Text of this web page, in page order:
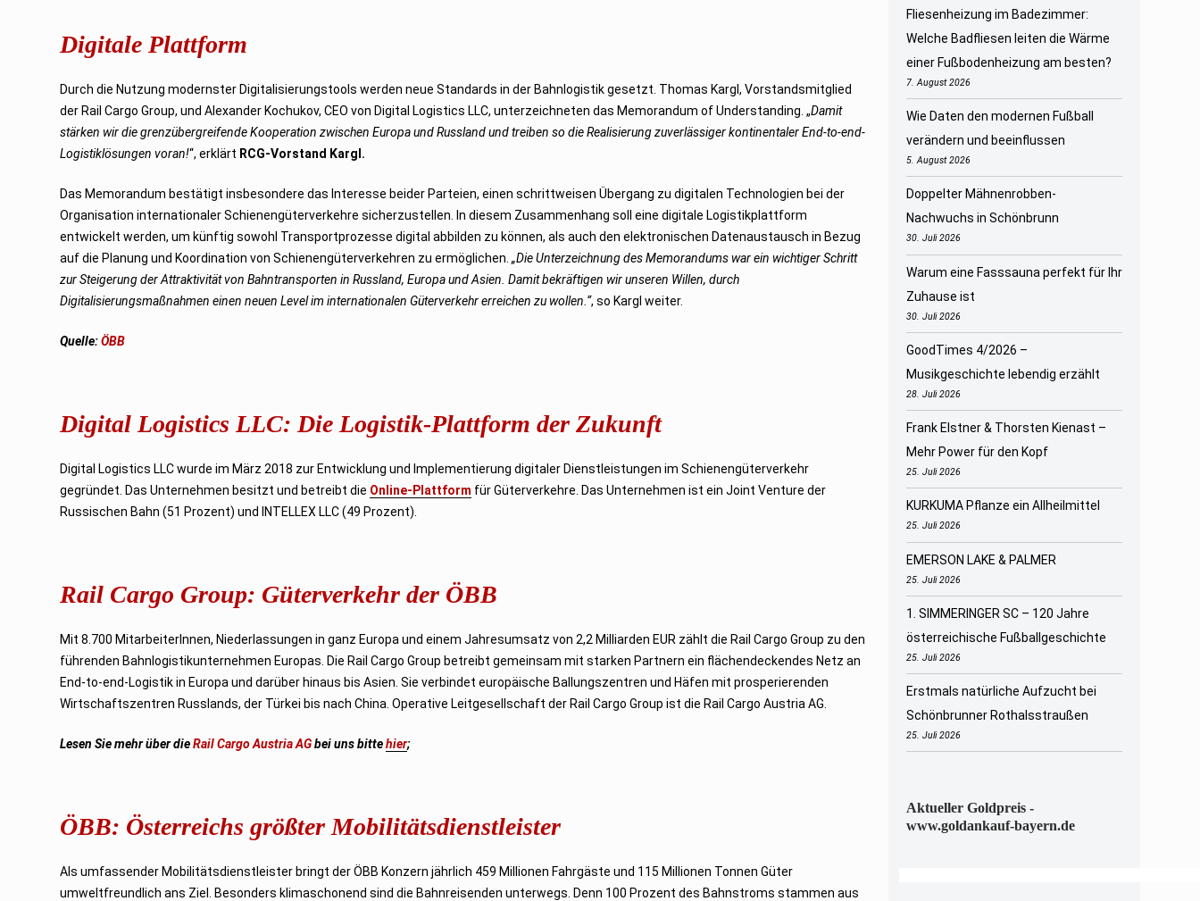
Digitale Plattform
Durch die Nutzung modernster Digitalisierungstools werden neue Standards in der Bahnlogistik gesetzt. Thomas Kargl, Vorstandsmitglied
der Rail Cargo Group, und Alexander Kochukov, CEO von Digital Logistics LLC, unterzeichneten das Memorandum of Understanding. „Damit
stärken wir die grenzübergreifende Kooperation zwischen Europa und Russland und treiben so die Realisierung zuverlässiger kontinentaler End-to-end-
Logistiklösungen voran!“, erklärt RCG-Vorstand Kargl.
Das Memorandum bestätigt insbesondere das Interesse beider Parteien, einen schrittweisen Übergang zu digitalen Technologien bei der
Organisation internationaler Schienengüterverkehre sicherzustellen. In diesem Zusammenhang soll eine digitale Logistikplattform
entwickelt werden, um künftig sowohl Transportprozesse digital abbilden zu können, als auch den elektronischen Datenaustausch in Bezug
auf die Planung und Koordination von Schienengüterverkehren zu ermöglichen. „Die Unterzeichnung des Memorandums war ein wichtiger Schritt
zur Steigerung der Attraktivität von Bahntransporten in Russland, Europa und Asien. Damit bekräftigen wir unseren Willen, durch
Digitalisierungsmaßnahmen einen neuen Level im internationalen Güterverkehr erreichen zu wollen.“, so Kargl weiter.
Quelle:ÖBB
Digital Logistics LLC: Die Logistik-Plattform der Zukunft
Digital Logistics LLC wurde im März 2018 zur Entwicklung und Implementierung digitaler Dienstleistungen im Schienengüterverkehr
gegründet. Das Unternehmen besitzt und betreibt die Online-Plattform für Güterverkehre. Das Unternehmen ist ein Joint Venture der
Russischen Bahn (51 Prozent) und INTELLEX LLC (49 Prozent).
Rail Cargo Group: Güterverkehr der ÖBB
Mit 8.700 MitarbeiterInnen, Niederlassungen in ganz Europa und einem Jahresumsatz von 2,2 Milliarden EUR zählt die Rail Cargo Group zu den
führenden Bahnlogistikunternehmen Europas. Die Rail Cargo Group betreibt gemeinsam mit starken Partnern ein flächendeckendes Netz an
End-to-end-Logistik in Europa und darüber hinaus bis Asien. Sie verbindet europäische Ballungszentren und Häfen mit prosperierenden
Wirtschaftszentren Russlands, der Türkei bis nach China. Operative Leitgesellschaft der Rail Cargo Group ist die Rail Cargo Austria AG.
Lesen Sie mehr über dieRail Cargo Austria AGbei uns bittehier;
ÖBB: Österreichs größter Mobilitätsdienstleister
Als umfassender Mobilitätsdienstleister bringt der ÖBB Konzern jährlich 459 Millionen Fahrgäste und 115 Millionen Tonnen Güter
umweltfreundlich ans Ziel. Besonders klimaschonend sind die Bahnreisenden unterwegs. Denn 100 Prozent des Bahnstroms stammen aus
Fliesenheizung im Badezimmer:
Welche Badfliesen leiten die Wärme
einer Fußbodenheizung am besten?
7. August 2026
Wie Daten den modernen Fußball
verändern und beeinflussen
5. August 2026
Doppelter Mähnenrobben-
Nachwuchs in Schönbrunn
30. Juli 2026
Warum eine Fasssauna perfekt für Ihr
Zuhause ist
30. Juli 2026
GoodTimes 4/2026 –
Musikgeschichte lebendig erzählt
28. Juli 2026
Frank Elstner & Thorsten Kienast –
Mehr Power für den Kopf
25. Juli 2026
KURKUMA Pflanze ein Allheilmittel
25. Juli 2026
EMERSON LAKE & PALMER
25. Juli 2026
1. SIMMERINGER SC – 120 Jahre
österreichische Fußballgeschichte
25. Juli 2026
Erstmals natürliche Aufzucht bei
Schönbrunner Rothalsstraußen
25. Juli 2026
Aktueller Goldpreis -
www.goldankauf-bayern.de